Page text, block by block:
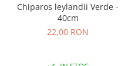
Chiparos leylandii Verde -
40cm
22,00 RON